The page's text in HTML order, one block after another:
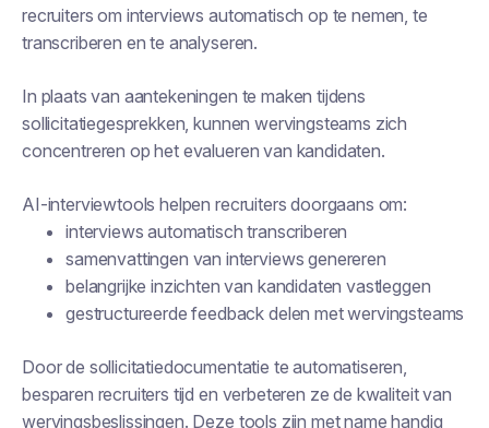
recruiters om interviews automatisch op te nemen, te
transcriberen en te analyseren.
In plaats van aantekeningen te maken tijdens
sollicitatiegesprekken, kunnen wervingsteams zich
concentreren op het evalueren van kandidaten.
AI-interviewtools helpen recruiters doorgaans om:
interviews automatisch transcriberen
samenvattingen van interviews genereren
belangrijke inzichten van kandidaten vastleggen
gestructureerde feedback delen met wervingsteams
Door de sollicitatiedocumentatie te automatiseren,
besparen recruiters tijd en verbeteren ze de kwaliteit van
wervingsbeslissingen. Deze tools zijn met name handig